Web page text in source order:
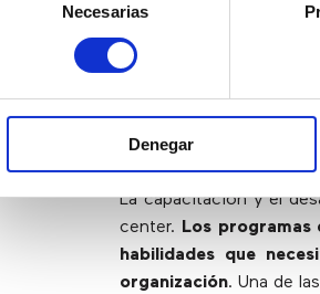
Necesarias
Denegar
la competencia en
efectiva, la empatía y
7) Fomentar
La capacitación y el
center. Los programas
habilidades que
organización. Una de